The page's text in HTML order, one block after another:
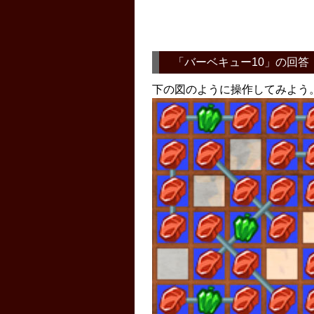
「 バーベキュー10 」の回答
下の図のように操作してみよう